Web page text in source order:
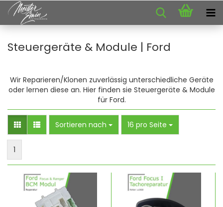
Steuergeräte & Module | Ford
Wir Reparieren/Klonen zuverlässig unterschiedliche Geräte
oder lernen diese an. Hier finden sie Steuergeräte & Module
für Ford.
Sortieren nach
Sortieren nach 16 pro Seite
pro Seite
1